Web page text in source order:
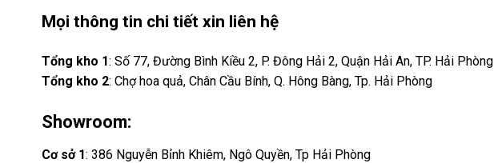
Mọi thông tin chi tiết xin liên hệ
Tổng kho 1: Số 77, Đường Bình Kiều 2, P. Đông Hải 2, Quận Hải An, TP. Hải Phòng
Tổng kho 2: Chợ hoa quả, Chân Cầu Bính, Q. Hông Bàng, Tp. Hải Phòng
Showroom:
Cơ sở 1: 386 Nguyễn Bỉnh Khiêm, Ngô Quyền, Tp Hải Phòng